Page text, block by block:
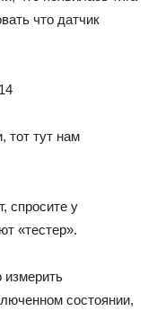
что датчик
тот тут нам
спросите у
«тестер».
измерить
состоянии,